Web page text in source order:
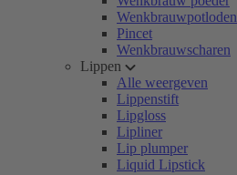
Wenkbrauwpotloden
Pincet
Wenkbrauwscharen
Lippen
Alle weergeven
Lippenstift
Lipgloss
Lipliner
Lip plumper
Liquid Lipstick